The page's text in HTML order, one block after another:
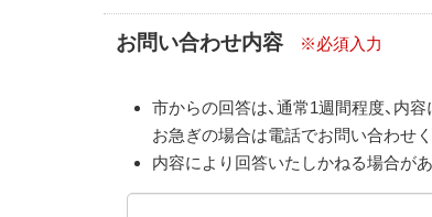
お問い合わせ内容 ※必須入力
市からの回答は、通常1週間程度、内
お急ぎの場合は電話でお問い合わせく
内容により回答いたしかねる場合が